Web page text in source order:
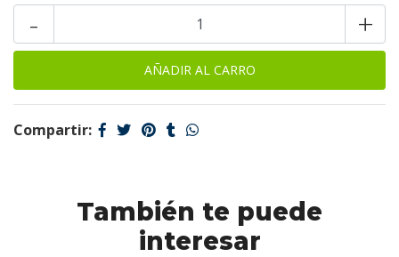
+
-
Compartir:
También te puede
interesar